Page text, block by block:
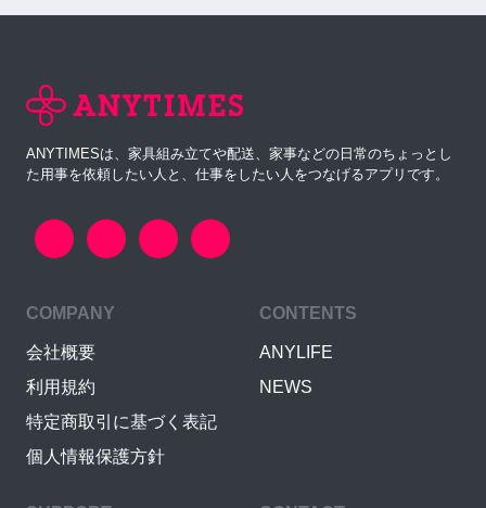
ANYTIMESは、家具組み立てや配送、家事などの日常のちょっとし
た用事を依頼したい人と、仕事をしたい人をつなげるアプリです。
COMPANY
会社概要
利用規約
特定商取引に基づく表記
個人情報保護方針
CONTENTS
ANYLIFE
NEWS